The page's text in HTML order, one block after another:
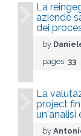
La
aziende
dei
by
pages: 33
La
project
un'analisi
by